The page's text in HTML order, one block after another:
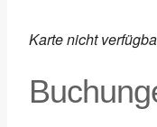
Karte nicht